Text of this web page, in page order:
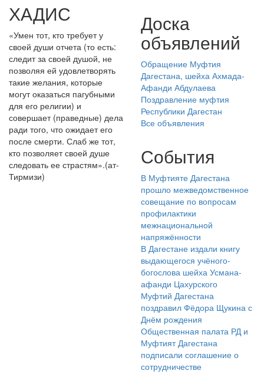
ХАДИС
«Умен тот, кто требует у
своей души отчета (то есть:
следит за своей душой, не
позволяя ей удовлетворять
такие желания, которые
могут оказаться пагубными
для его религии) и
совершает (праведные) дела
ради того, что ожидает его
после смерти. Слаб же тот,
кто позволяет своей душе
следовать ее страстям».(ат-
Тирмизи)
Доска
объявлений
Обращение Муфтия
Дагестана, шейха Ахмада-
Афанди Абдулаева
Поздравление муфтия
Республики Дагестан
Все объявления
События
В Муфтияте Дагестана
прошло межведомственное
совещание по вопросам
профилактики
межнациональной
напряжённости
В Дагестане издали книгу
выдающегося учёного-
богослова шейха Усмана-
афанди Цахурского
Муфтий Дагестана
поздравил Фёдора Щукина с
Днём рождения
Общественная палата РД и
Муфтият Дагестана
подписали соглашение о
сотрудничестве